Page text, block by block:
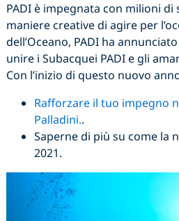
PADI è impegnata con milioni
maniere creative di agire per
dell’Oceano, PADI ha
unire i Subacquei PADI e gli
Con l’inizio di questo nuovo
Rafforzare il tuo impegno
Palladini..
Saperne di più su come la
2021.